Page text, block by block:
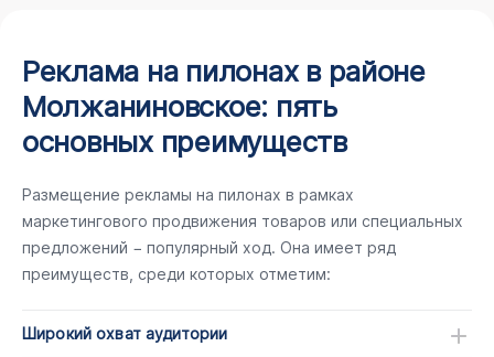
Реклама на пилонах в районе
Молжаниновское: пять
основных преимуществ
Размещение рекламы на пилонах в рамках
маркетингового продвижения товаров или специальных
предложений − популярный ход. Она имеет ряд
преимуществ, среди которых отметим:
Широкий охват аудитории